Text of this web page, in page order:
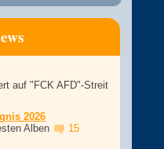
auf "FCK AFD"-Streit
2026
Alben
15